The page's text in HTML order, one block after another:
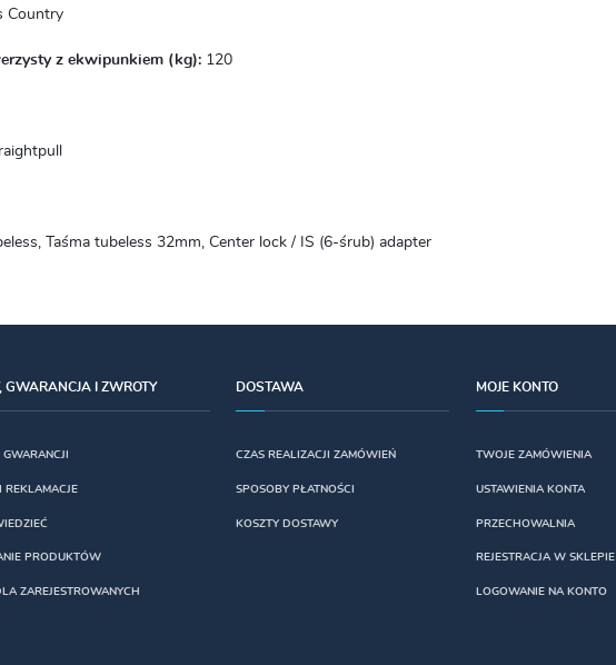
Country
z ekwipunkiem (kg):120
Taśma tubeless 32mm, Center lock / IS (6-śrub) adapter
GWARANCJA I ZWROTY
REKLAMACJE
PRODUKTÓW
ZAREJESTROWANYCH
DOSTAWA
CZAS REALIZACJI ZAMÓWIEŃ
SPOSOBY PŁATNOŚCI
KOSZTY DOSTAWY
MOJE KONTO
TWOJE ZAMÓWIENIA
USTAWIENIA KONTA
PRZECHOWALNIA
REJESTRACJA W SKLEPIE
LOGOWANIE NA KONTO